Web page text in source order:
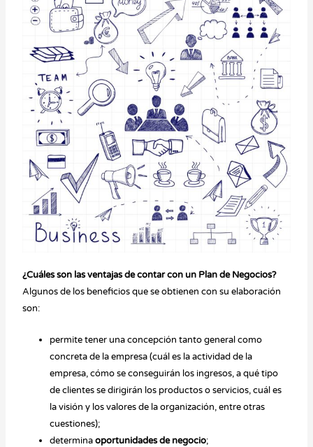
¿Cuáles son las ventajas de contar con un Plan de Negocios?
Algunos de los beneficios que se obtienen con su elaboración
son:
permite tener una concepción tanto general como
concreta de la empresa (cuál es la actividad de la
empresa, cómo se conseguirán los ingresos, a qué tipo
de clientes se dirigirán los productos o servicios, cuál es
la visión y los valores de la organización, entre otras
cuestiones);
determinaoportunidades de negocio;